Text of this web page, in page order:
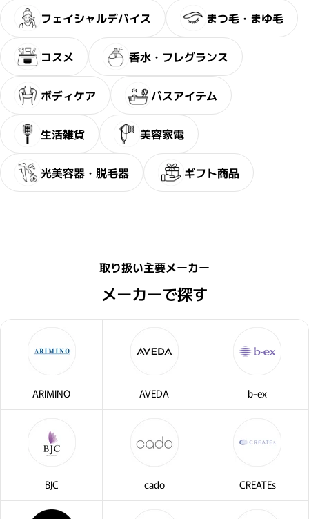
サブリミック正規販売店
フェイシャルデバイス まつ毛・まゆ毛
コスメ 香水・フレグランス
ボディケア バスアイテム
生活雑貨 美容家電
光美容器・脱毛器 ギフト商品
取り扱い主要メーカー
メーカーで探す
ARIMINO AVEDA b-ex
BJC cado CREATEs